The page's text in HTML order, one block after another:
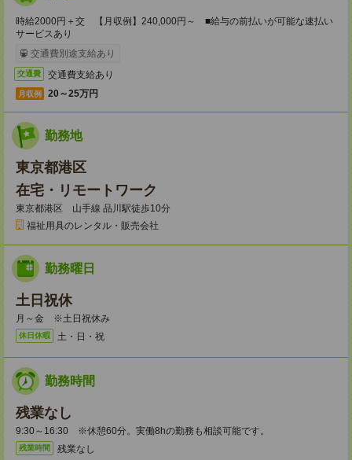
時給2000円＋交 【月収例】240,000円～ ■給与の前払いが可能な速払い
サービスあり
交通費別途支給あり
交通費 交通費支給あり
月収例 20～25万円
勤務地
東京都港区
在宅・リモートワーク
東京都港区 山手線 品川駅徒歩10分
福祉用具のレンタル・販売会社
勤務曜日
土日祝休
月～金 ※土日祝休み
休日休暇 土・日・祝
勤務時間
残業なし
9:30～16:30 ※休憩60分。実働8hの勤務も相談可能です。
残業時間 残業なし